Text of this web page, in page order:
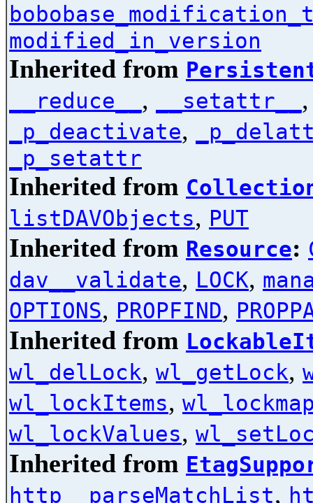
modified_in_version
Inherited from
__reduce__ , __setattr__
_p_deactivate,
_p_setattr
Inherited from
listDAVObjects, PUT
Inherited from Resource:
dav__validate, LOCK,
OPTIONS, PROPFIND,
Inherited from
wl_delLock, wl_getLock,
wl_lockItems,
wl_lockValues,
Inherited from
http__parseMatchList,